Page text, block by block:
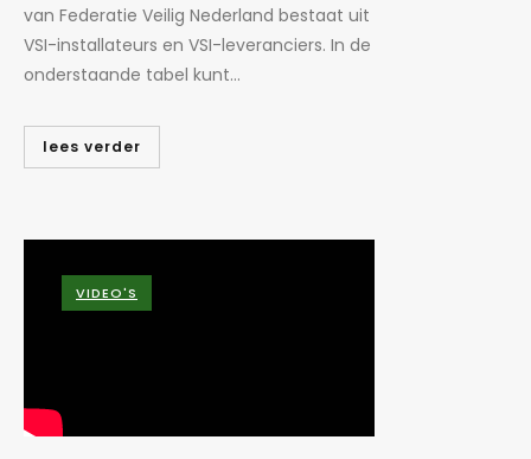
van Federatie Veilig Nederland bestaat uit
VSI-installateurs en VSI-leveranciers. In de
onderstaande tabel kunt...
lees verder
VIDEO'S